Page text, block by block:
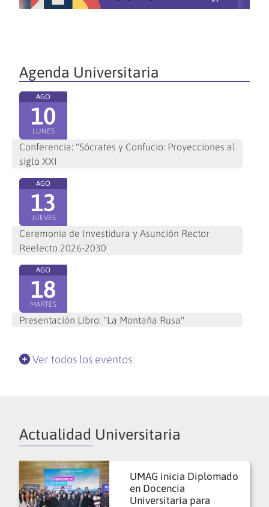
Agenda Universitaria
AGO
10
LUNES
Conferencia: "Sócrates y Confucio: Proyecciones al
siglo XXI
AGO
13
JUEVES
Ceremonia de Investidura y Asunción Rector
Reelecto 2026-2030
AGO
18
MARTES
Presentación Libro: "La Montaña Rusa"
Ver todos los eventos
Actualidad Universitaria
UMAG inicia Diplomado
en Docencia
Universitaria para